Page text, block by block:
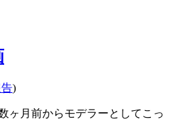
)
ヶ月前からモデラーとしてこっ